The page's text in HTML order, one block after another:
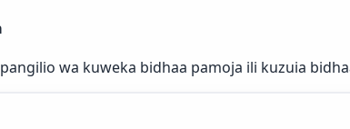
wa kuweka bidhaa pamoja ili kuzuia